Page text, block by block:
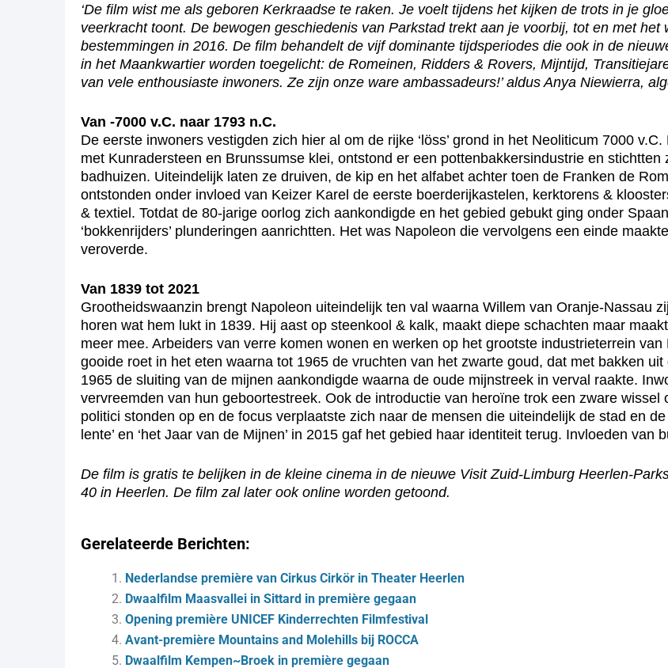
‘De film wist me als geboren Kerkraadse te raken. Je voelt tijdens het kijken de trots in je
veerkracht toont. De bewogen geschiedenis van Parkstad trekt aan je voorbij, tot en met het
bestemmingen in 2016. De film behandelt de vijf dominante tijdsperiodes die ook in de
in het Maankwartier worden toegelicht: de Romeinen, Ridders & Rovers, Mijntijd,
van vele enthousiaste inwoners. Ze zijn onze ware ambassadeurs!’ aldus Anya Niewierra,
Van -7000 v.C. naar 1793 n.C.
De eerste inwoners vestigden zich hier al om de rijke ‘löss’ grond in het Neoliticum 7000
met Kunradersteen en Brunssumse klei, ontstond er een pottenbakkersindustrie en
badhuizen. Uiteindelijk laten ze druiven, de kip en het alfabet achter toen de Franken de
ontstonden onder invloed van Keizer Karel de eerste boerderijkastelen, kerktorens &
& textiel. Totdat de 80-jarige oorlog zich aankondigde en het gebied gebukt ging onder
‘bokkenrijders’ plunderingen aanrichtten. Het was Napoleon die vervolgens een einde
veroverde.
Van 1839 tot 2021
Grootheidswaanzin brengt Napoleon uiteindelijk ten val waarna Willem van Oranje-Nassau
horen wat hem lukt in 1839. Hij aast op steenkool & kalk, maakt diepe schachten maar
meer mee. Arbeiders van verre komen wonen en werken op het grootste industrieterrein
gooide roet in het eten waarna tot 1965 de vruchten van het zwarte goud, dat met bakken
1965 de sluiting van de mijnen aankondigde waarna de oude mijnstreek in verval raakte.
vervreemden van hun geboortestreek. Ook de introductie van heroïne trok een zware
politici stonden op en de focus verplaatste zich naar de mensen die uiteindelijk de stad en
lente’ en ‘het Jaar van de Mijnen’ in 2015 gaf het gebied haar identiteit terug. Invloeden
De film is gratis te belijken in de kleine cinema in de nieuwe Visit Zuid-Limburg Heerlen-
40 in Heerlen. De film zal later ook online worden getoond.
Gerelateerde Berichten:
Nederlandse première van Cirkus Cirkör in Theater Heerlen
Dwaalfilm Maasvallei in Sittard in première gegaan
Opening première UNICEF Kinderrechten Filmfestival
Avant-première Mountains and Molehills bij ROCCA
Dwaalfilm Kempen~Broek in première gegaan